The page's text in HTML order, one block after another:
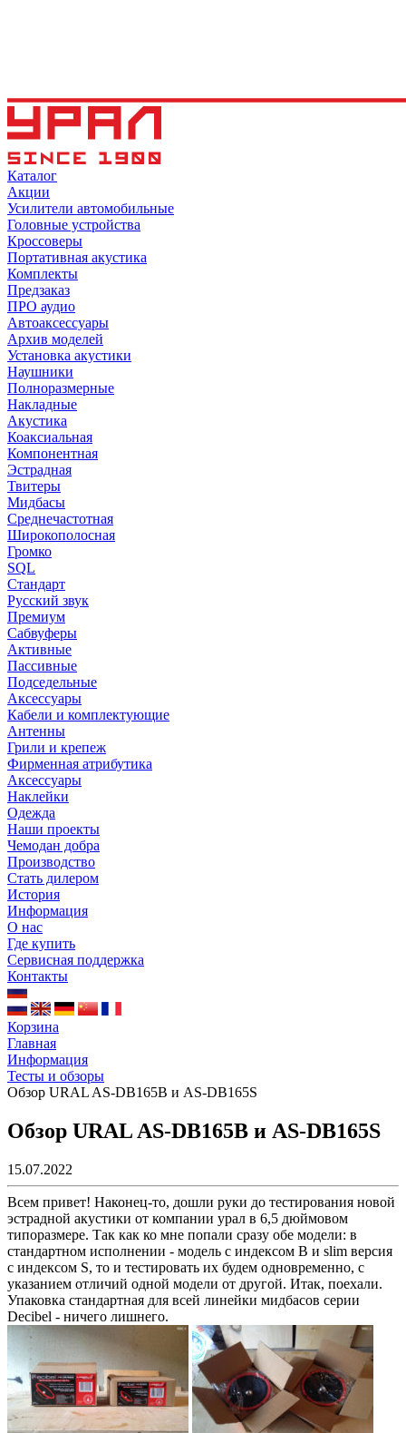
Каталог
Акции
Усилители автомобильные
Головные устройства
Кроссоверы
Портативная акустика
Комплекты
Предзаказ
ПРО аудио
Автоаксессуары
Архив моделей
Установка акустики
Наушники
Полноразмерные
Накладные
Акустика
Коаксиальная
Компонентная
Эстрадная
Твитеры
Мидбасы
Среднечастотная
Широкополосная
Громко
SQL
Стандарт
Русский звук
Премиум
Сабвуферы
Активные
Пассивные
Подседельные
Аксессуары
Кабели и комплектующие
Антенны
Грили и крепеж
Фирменная атрибутика
Аксессуары
Наклейки
Одежда
Наши проекты
Чемодан добра
Производство
Стать дилером
История
Информация
О нас
Где купить
Сервисная поддержка
Контакты
Корзина
Главная
Информация
Тесты и обзоры
Обзор URAL AS-DB165B и AS-DB165S
Обзор URAL AS-DB165B и AS-DB165S
15.07.2022
Всем привет! Наконец-то, дошли руки до тестирования новой
эстрадной акустики от компании урал в 6,5 дюймовом
типоразмере. Так как ко мне попали сразу обе модели: в
стандартном исполнении - модель с индексом B и slim версия
с индексом S, то и тестировать их будем одновременно, с
указанием отличий одной модели от другой. Итак, поехали.
Упаковка стандартная для всей линейки мидбасов серии
Decibel - ничего лишнего.